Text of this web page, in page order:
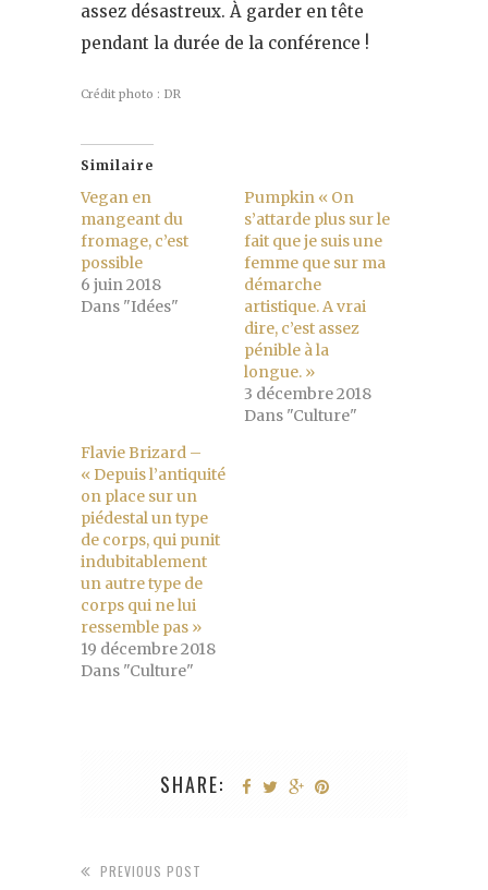
assez désastreux. À garder en tête
pendant la durée de la conférence !
Crédit photo : DR
Similaire
Vegan en
mangeant du
fromage, c’est
possible
6 juin 2018
Dans "Idées"
Pumpkin « On
s’attarde plus sur le
fait que je suis une
femme que sur ma
démarche
artistique. A vrai
dire, c’est assez
pénible à la
longue. »
3 décembre 2018
Dans "Culture"
Flavie Brizard –
« Depuis l’antiquité
on place sur un
piédestal un type
de corps, qui punit
indubitablement
un autre type de
corps qui ne lui
ressemble pas »
19 décembre 2018
Dans "Culture"
SHARE:
PREVIOUS POST